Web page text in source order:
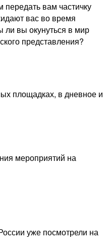
вам частичку
вас во время
вы окунуться в мир
представления?
площадках, в дневное и
мероприятий на
уже посмотрели на